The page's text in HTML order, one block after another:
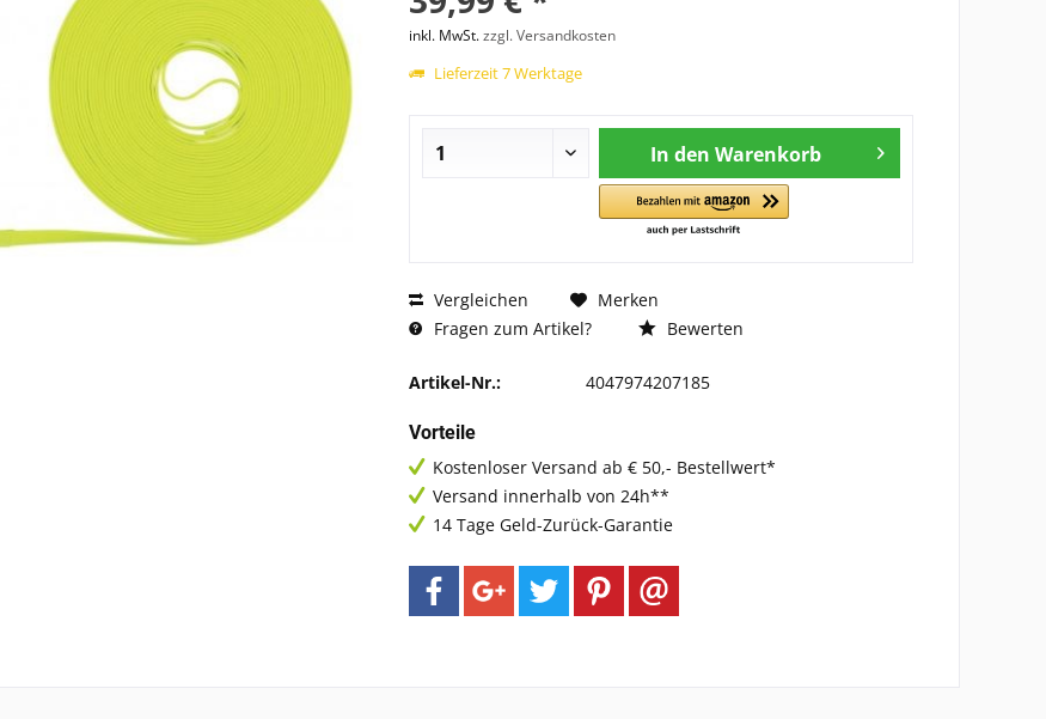
inkl. MwSt.zzgl. Versandkosten
Lieferzeit 7 Werktage
In den Warenkorb
Vergleichen
Merken
Fragen zum Artikel?
Bewerten
Artikel-Nr.: 4047974207185
Vorteile
Kostenloser Versand ab € 50,- Bestellwert*
Versand innerhalb von 24h**
14 Tage Geld-Zurück-Garantie